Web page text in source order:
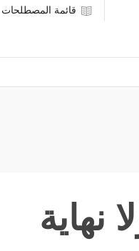
قائمة المصطلحات
نهاية